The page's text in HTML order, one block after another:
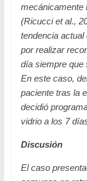
mecánicamente
(Ricucci et al.,
tendencia actual
por realizar
día siempre que
En este caso,
paciente tras la
decidió
vidrio a los 7
Discusión
El caso